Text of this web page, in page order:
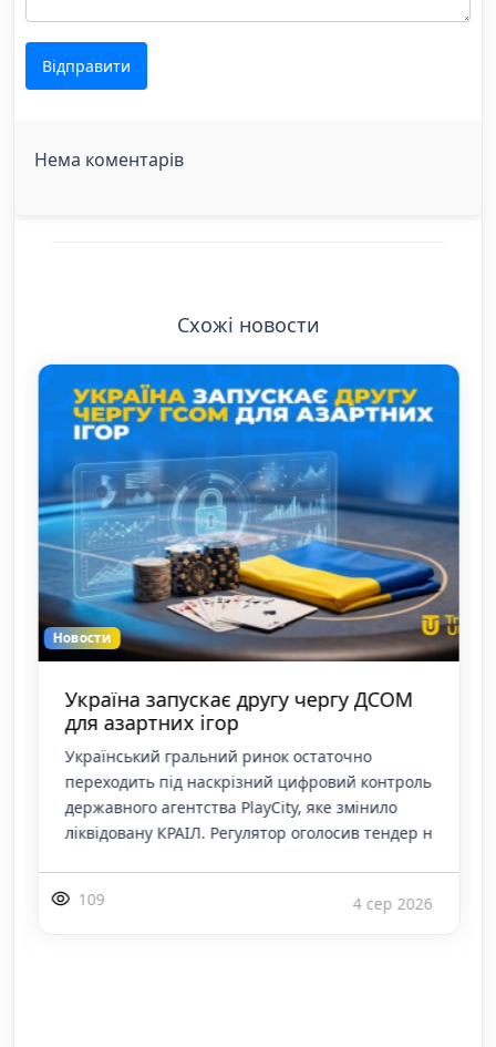
Відправити
Нема коментарів
Схожі новости
Новости
Україна запускає другу чергу ДСОМ
для азартних ігор
Український гральний ринок остаточно
переходить під наскрізний цифровий контроль
державного агентства PlayCity, яке змінило
ліквідовану КРАІЛ. Регулятор оголосив тендер н
109 4 сер 2026